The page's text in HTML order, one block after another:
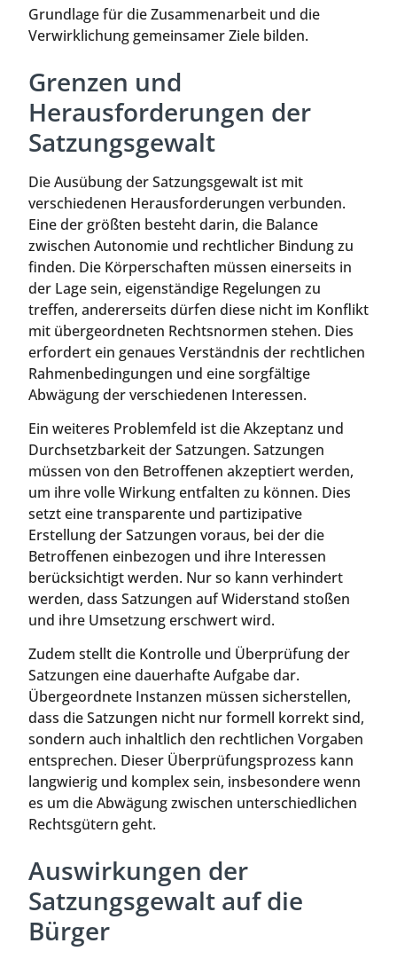
Grundlage für die Zusammenarbeit und die
Verwirklichung gemeinsamer Ziele bilden.
Grenzen und
Herausforderungen der
Satzungsgewalt
Die Ausübung der Satzungsgewalt ist mit
verschiedenen Herausforderungen verbunden.
Eine der größten besteht darin, die Balance
zwischen Autonomie und rechtlicher Bindung zu
finden. Die Körperschaften müssen einerseits in
der Lage sein, eigenständige Regelungen zu
treffen, andererseits dürfen diese nicht im Konflikt
mit übergeordneten Rechtsnormen stehen. Dies
erfordert ein genaues Verständnis der rechtlichen
Rahmenbedingungen und eine sorgfältige
Abwägung der verschiedenen Interessen.
Ein weiteres Problemfeld ist die Akzeptanz und
Durchsetzbarkeit der Satzungen. Satzungen
müssen von den Betroffenen akzeptiert werden,
um ihre volle Wirkung entfalten zu können. Dies
setzt eine transparente und partizipative
Erstellung der Satzungen voraus, bei der die
Betroffenen einbezogen und ihre Interessen
berücksichtigt werden. Nur so kann verhindert
werden, dass Satzungen auf Widerstand stoßen
und ihre Umsetzung erschwert wird.
Zudem stellt die Kontrolle und Überprüfung der
Satzungen eine dauerhafte Aufgabe dar.
Übergeordnete Instanzen müssen sicherstellen,
dass die Satzungen nicht nur formell korrekt sind,
sondern auch inhaltlich den rechtlichen Vorgaben
entsprechen. Dieser Überprüfungsprozess kann
langwierig und komplex sein, insbesondere wenn
es um die Abwägung zwischen unterschiedlichen
Rechtsgütern geht.
Auswirkungen der
Satzungsgewalt auf die
Bürger